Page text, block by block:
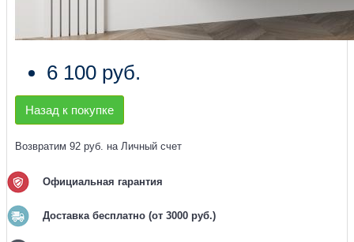
6 100 руб.
Назад к покупке
Возвратим 92 руб. на Личный счет
Официальная гарантия
Доставка бесплатно (от 3000 руб.)